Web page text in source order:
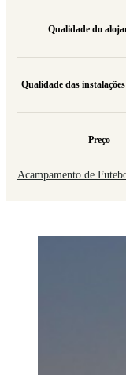
Qualidade do
Qualidade das
Preço
Acampamento de